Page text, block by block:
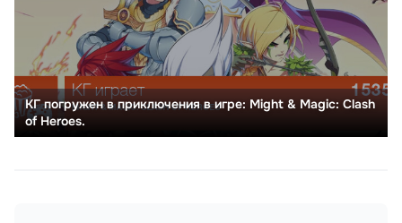
КГ погружен в приключения в игре: Might & Magic: Clash
of Heroes.